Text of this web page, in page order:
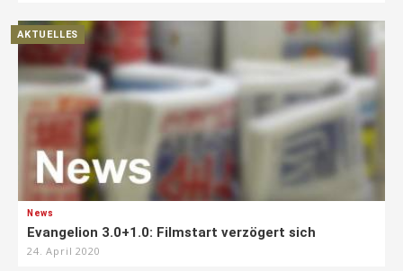
AKTUELLES
News
Evangelion 3.0+1.0: Filmstart verzögert sich
24. April 2020